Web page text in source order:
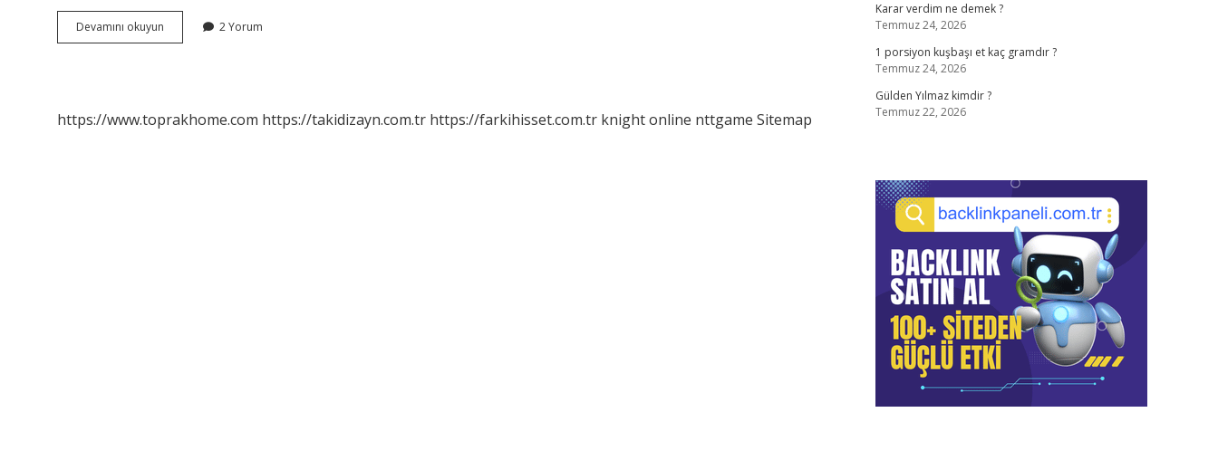
Devamını okuyun
Klasik
2 Yorum
https://www.toprakhome.com https://takidizayn.com.tr https://farkihisset.com.tr knight online nttgame Sitemap
Karar verdim ne demek ?
Temmuz 24, 2026
1 porsiyon kuşbaşı et kaç gramdır ?
Temmuz 24, 2026
Gülden Yılmaz kimdir ?
Temmuz 22, 2026